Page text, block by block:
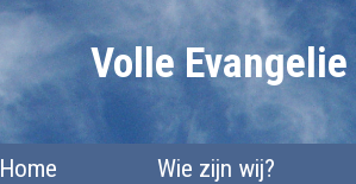
Volle
Home Wie zijn wij?